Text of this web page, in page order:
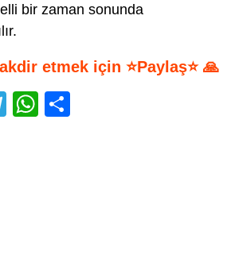
bir zaman sonunda
etmek için ⭐Paylaş⭐ 🙏
T
W